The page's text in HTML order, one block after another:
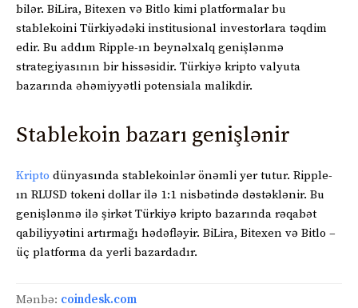
bilər. BiLira, Bitexen və Bitlo kimi platformalar bu
stablekoini Türkiyədəki institusional investorlara təqdim
edir. Bu addım Ripple-ın beynəlxalq genişlənmə
strategiyasının bir hissəsidir. Türkiyə kripto valyuta
bazarında əhəmiyyətli potensiala malikdir.
Stablekoin bazarı genişlənir
Kripto dünyasında stablekoinlər önəmli yer tutur. Ripple-
ın RLUSD tokeni dollar ilə 1:1 nisbətində dəstəklənir. Bu
genişlənmə ilə şirkət Türkiyə kripto bazarında rəqabət
qabiliyyətini artırmağı hədəfləyir. BiLira, Bitexen və Bitlo –
üç platforma da yerli bazardadır.
Mənbə: coindesk.com